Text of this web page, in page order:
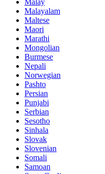
Malay
Malayalam
Maltese
Maori
Marathi
Mongolian
Burmese
Nepali
Norwegian
Pashto
Persian
Punjabi
Serbian
Sesotho
Sinhala
Slovak
Slovenian
Somali
Samoan